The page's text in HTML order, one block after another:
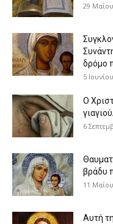
29
δρόμο
5
Ο
6
βράδυ
11
Αυτή